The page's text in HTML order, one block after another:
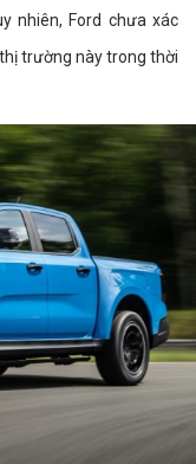
nhiên, Ford chưa xác
trường này trong thời